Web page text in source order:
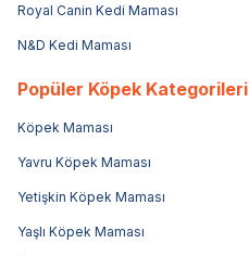
Royal Canin Kedi Maması
N&D Kedi Maması
Popüler Köpek Kategorileri
Köpek Maması
Yavru Köpek Maması
Yetişkin Köpek Maması
Yaşlı Köpek Maması